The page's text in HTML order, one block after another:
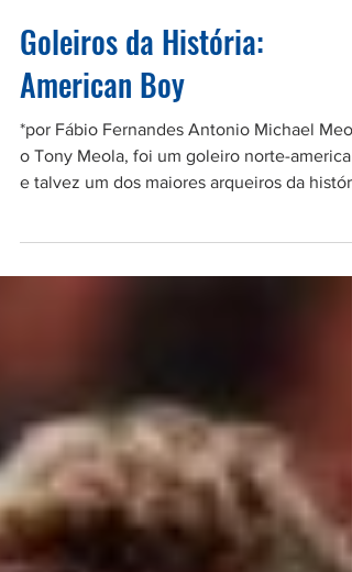
24 de ago. de 2012
Goleiros da História:
American Boy
*por Fábio Fernandes Antonio Michael
o Tony Meola, foi um goleiro norte-